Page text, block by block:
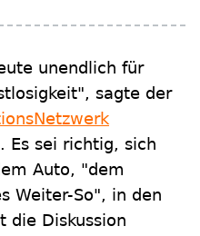
unendlich für
sagte der
Es sei richtig, sich
Auto, "dem
Weiter-So", in den
die Diskussion